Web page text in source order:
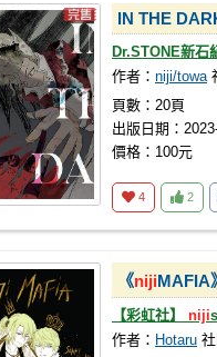
IN THE
Dr.STONE新石
作者： niji/towa
頁數：20頁
出版日期：
價格：100元
4 2
《nijiMAFIA
【彩虹社】 niji
作者： Hotaru 社